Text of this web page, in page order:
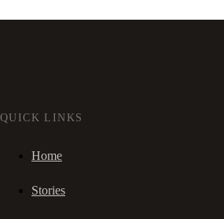
QUICK LINKS
Home
Stories